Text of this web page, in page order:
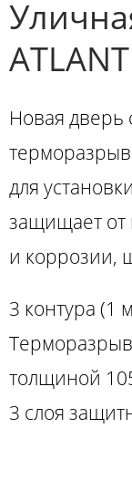
Новая дверь
для
защищает от
и коррозии,
3 контура (1
толщиной
3 слоя